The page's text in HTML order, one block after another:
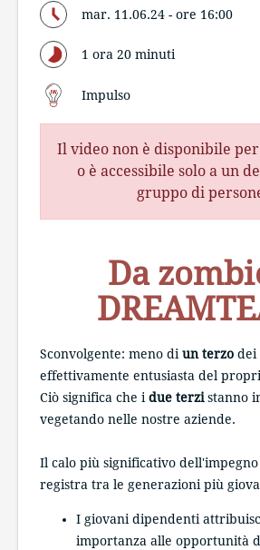
mar. 11.06.24 - ore 16:00
1 ora 20 minuti
Impulso
Il video non è disponibile
o è accessibile solo a un
gruppo di
Da
Sconvolgente: meno di un terzo dei
effettivamente entusiasta del
Ciò significa che i due terzistanno
vegetando nelle nostre aziende.
Il calo più significativo
registra tra le generazioni più
I giovani dipendenti
importanza alle opportunità